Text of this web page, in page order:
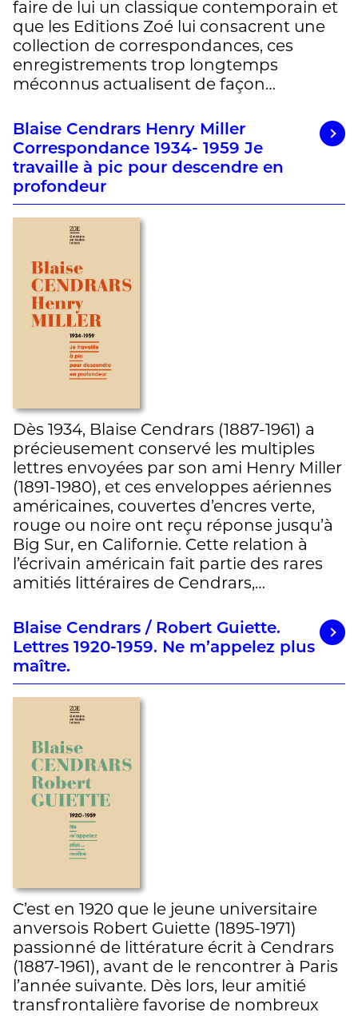
faire de lui un classique contemporain et
que les Editions Zoé lui consacrent une
collection de correspondances, ces
enregistrements trop longtemps
méconnus actualisent de façon…
Blaise Cendrars Henry Miller
Correspondance 1934- 1959 Je
travaille à pic pour descendre en
profondeur
Dès 1934, Blaise Cendrars (1887-1961) a
précieusement conservé les multiples
lettres envoyées par son ami Henry Miller
(1891-1980), et ces enveloppes aériennes
américaines, couvertes d’encres verte,
rouge ou noire ont reçu réponse jusqu’à
Big Sur, en Californie. Cette relation à
l’écrivain américain fait partie des rares
amitiés littéraires de Cendrars,…
Blaise Cendrars / Robert Guiette.
Lettres 1920-1959. Ne m’appelez plus
maître.
C’est en 1920 que le jeune universitaire
anversois Robert Guiette (1895-1971)
passionné de littérature écrit à Cendrars
(1887-1961), avant de le rencontrer à Paris
l’année suivante. Dès lors, leur amitié
transfrontalière favorise de nombreux